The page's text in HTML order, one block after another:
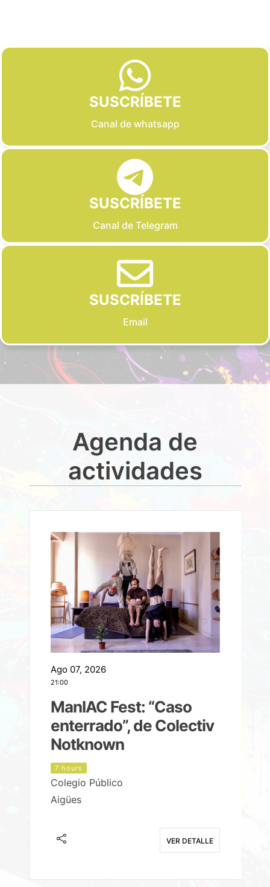
SUSCRÍBETE
Canal de whatsapp
SUSCRÍBETE
Canal de Telegram
SUSCRÍBETE
Email
Agenda de
actividades
Ago 07, 2026
21:00
ManIAC Fest: “Caso
enterrado”, de Colectiv
Notknown
7 hours
Colegio Público
Aigües
VER DETALLE